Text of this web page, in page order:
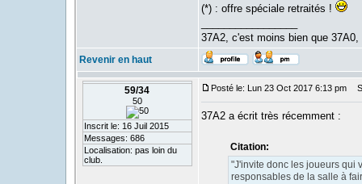
(*) : offre spéciale retraités !
37A2, c'est moins bien que
Revenir en haut
59/34
50
Inscrit le: 16 Juil 2015
Messages: 686
Localisation: pas loin du
club.
Posté le: Lun 23 Oct 2017 6:13 pm
37A2 a écrit très récemment :
Citation:
"J'invite donc les joueurs qui
responsables de la salle à